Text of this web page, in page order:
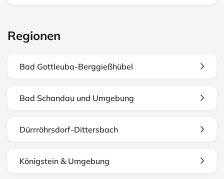
Regionen
Bad Gottleuba-Berggießhübel
Bad Schandau und Umgebung
Dürrröhrsdorf-Dittersbach
Königstein & Umgebung